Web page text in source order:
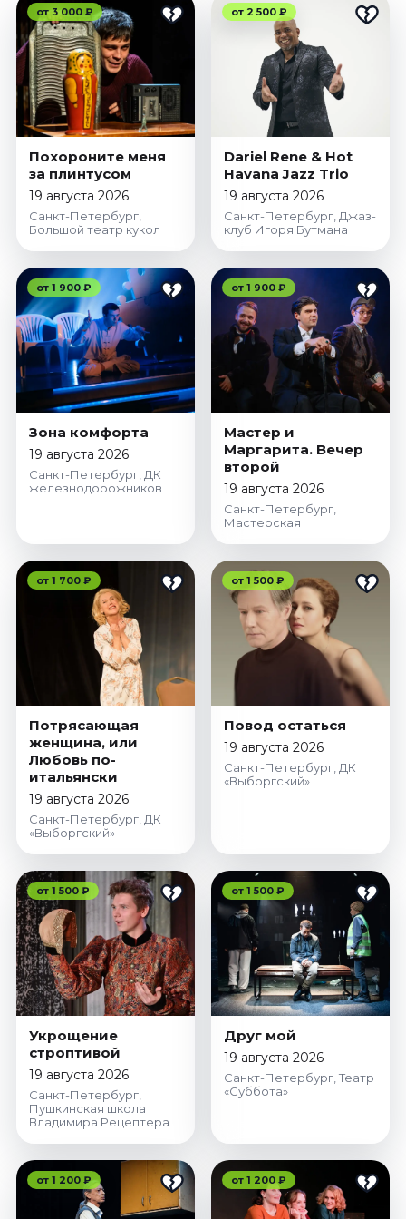
Январь 2027
Стендап
Август 2026
Сентябрь 2026
Октябрь 2026
Декабрь 2026
Выставки
Август 2026
Декабрь 2026
Январь 2027
Экскурсии
Август 2026
Сентябрь 2026
Октябрь 2026
Ноябрь 2026
Декабрь 2026
Спорт
События
Август 2026
Сентябрь 2026
Октябрь 2026
Ноябрь 2026
Январь 2027
Площадки
от 3 000 ₽
Похороните меня
за плинтусом
19 августа 2026
Санкт-Петербург,
Большой театр кукол
от 2 500 ₽
Dariel Rene & Hot
Havana Jazz Trio
19 августа 2026
Санкт-Петербург, Джаз-
клуб Игоря Бутмана
от 1 900 ₽
Зона комфорта
19 августа 2026
Санкт-Петербург, ДК
железнодорожников
от 1 900 ₽
Мастер и
Маргарита. Вечер
второй
19 августа 2026
Санкт-Петербург,
Мастерская
от 1 700 ₽
Потрясающая
женщина, или
Любовь по-
итальянски
19 августа 2026
Санкт-Петербург, ДК
«Выборгский»
от 1 500 ₽
Повод остаться
19 августа 2026
Санкт-Петербург, ДК
«Выборгский»
от 1 500 ₽
Укрощение
строптивой
19 августа 2026
Санкт-Петербург,
Пушкинская школа
Владимира Рецептера
от 1 500 ₽
Друг мой
19 августа 2026
Санкт-Петербург, Театр
«Суббота»
от 1 200 ₽ от 1 200 ₽